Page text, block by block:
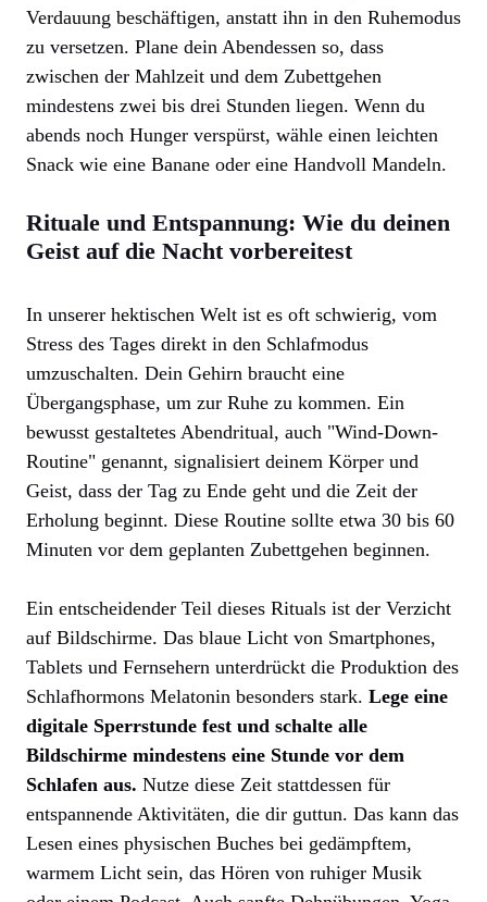
Verdauung beschäftigen, anstatt ihn in den Ruhemodus
zu versetzen. Plane dein Abendessen so, dass
zwischen der Mahlzeit und dem Zubettgehen
mindestens zwei bis drei Stunden liegen. Wenn du
abends noch Hunger verspürst, wähle einen leichten
Snack wie eine Banane oder eine Handvoll Mandeln.
Rituale und Entspannung: Wie du deinen
Geist auf die Nacht vorbereitest
In unserer hektischen Welt ist es oft schwierig, vom
Stress des Tages direkt in den Schlafmodus
umzuschalten. Dein Gehirn braucht eine
Übergangsphase, um zur Ruhe zu kommen. Ein
bewusst gestaltetes Abendritual, auch "Wind-Down-
Routine" genannt, signalisiert deinem Körper und
Geist, dass der Tag zu Ende geht und die Zeit der
Erholung beginnt. Diese Routine sollte etwa 30 bis 60
Minuten vor dem geplanten Zubettgehen beginnen.
Ein entscheidender Teil dieses Rituals ist der Verzicht
auf Bildschirme. Das blaue Licht von Smartphones,
Tablets und Fernsehern unterdrückt die Produktion des
Schlafhormons Melatonin besonders stark. Lege eine
digitale Sperrstunde fest und schalte alle
Bildschirme mindestens eine Stunde vor dem
Schlafen aus. Nutze diese Zeit stattdessen für
entspannende Aktivitäten, die dir guttun. Das kann das
Lesen eines physischen Buches bei gedämpftem,
warmem Licht sein, das Hören von ruhiger Musik